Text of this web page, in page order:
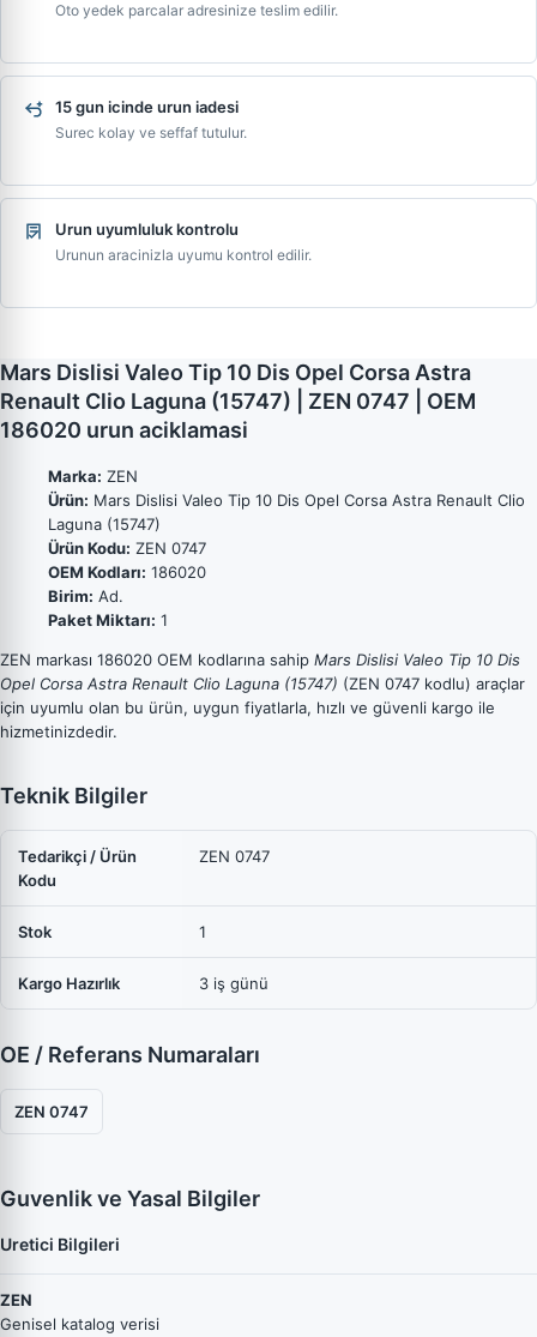
Oto yedek parcalar adresinize teslim edilir.
15 gun icinde urun iadesi
Surec kolay ve seffaf tutulur.
Urun uyumluluk kontrolu
Urunun aracinizla uyumu kontrol edilir.
Mars Dislisi Valeo Tip 10 Dis Opel Corsa Astra
Renault Clio Laguna (15747) | ZEN 0747 | OEM
186020 urun aciklamasi
Marka: ZEN
Ürün: Mars Dislisi Valeo Tip 10 Dis Opel Corsa Astra Renault Clio
Laguna (15747)
Ürün Kodu: ZEN 0747
OEM Kodları: 186020
Birim: Ad.
Paket Miktarı: 1
ZEN markası 186020 OEM kodlarına sahip Mars Dislisi Valeo Tip 10 Dis
Opel Corsa Astra Renault Clio Laguna (15747) (ZEN 0747 kodlu) araçlar
için uyumlu olan bu ürün, uygun fiyatlarla, hızlı ve güvenli kargo ile
hizmetinizdedir.
Teknik Bilgiler
Tedarikçi / Ürün
Kodu
ZEN 0747
Stok 1
Kargo Hazırlık 3 iş günü
OE / Referans Numaraları
ZEN 0747
Guvenlik ve Yasal Bilgiler
Uretici Bilgileri
ZEN
Genisel katalog verisi